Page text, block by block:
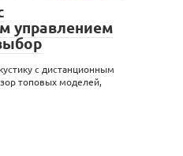
управлением
с дистанционным
топовых моделей,